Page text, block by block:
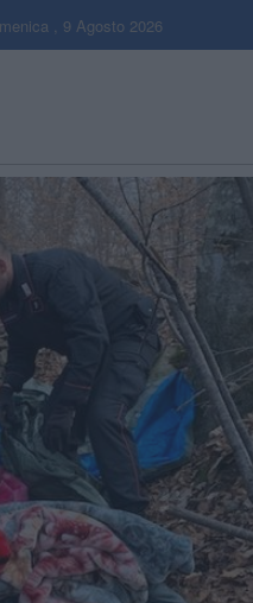
, 9 Agosto 2026